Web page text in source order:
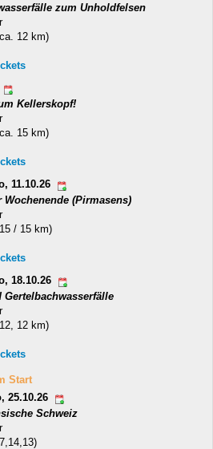
zum Unholdfelsen
12 km)
Kellerskopf!
15 km)
11.10.26
(Pirmasens)
/ 15 km)
18.10.26
Gertelbachwasserfälle
12 km)
Start
25.10.26
Schweiz